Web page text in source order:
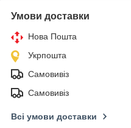
Умови доставки
Нова Пошта
Укрпошта
Самовивіз
Самовивіз
Всі умови доставки